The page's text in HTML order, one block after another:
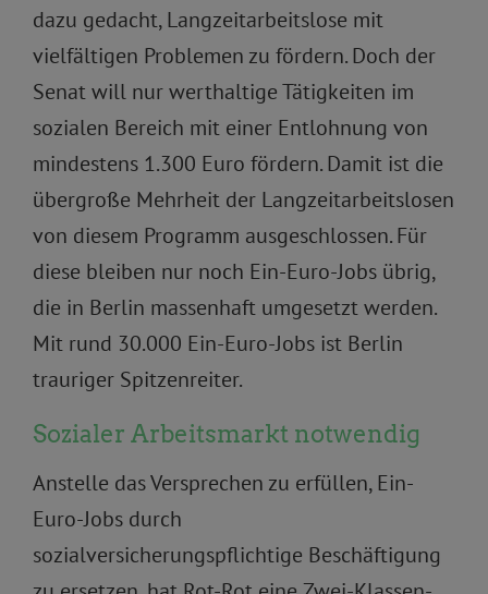
dazu gedacht, Langzeitarbeitslose mit
vielfältigen Problemen zu fördern. Doch der
Senat will nur werthaltige Tätigkeiten im
sozialen Bereich mit einer Entlohnung von
mindestens 1.300 Euro fördern. Damit ist die
übergroße Mehrheit der Langzeitarbeitslosen
von diesem Programm ausgeschlossen. Für
diese bleiben nur noch Ein-Euro-Jobs übrig,
die in Berlin massenhaft umgesetzt werden.
Mit rund 30.000 Ein-Euro-Jobs ist Berlin
trauriger Spitzenreiter.
Sozialer Arbeitsmarkt notwendig
Anstelle das Versprechen zu erfüllen, Ein-
Euro-Jobs durch
sozialversicherungspflichtige Beschäftigung